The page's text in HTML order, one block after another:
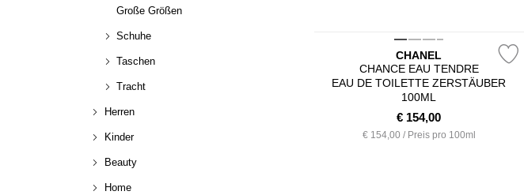
Große Größen
Schuhe
Taschen
Tracht
Herren
Kinder
Beauty
Home
CHANEL
CHANCE EAU TENDRE
EAU DE TOILETTE ZERSTÄUBER
100ML
€ 154,00
€ 154,00 / Preis pro 100ml